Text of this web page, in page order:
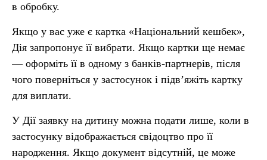
в обробку.
Якщо у вас уже є картка «Національний кешбек»,
Дія запропонує її вибрати. Якщо картки ще немає
— оформіть її в одному з банків-партнерів, після
чого поверніться у застосунок і підв’яжіть картку
для виплати.
У Дії заявку на дитину можна подати лише, коли в
застосунку відображається свідоцтво про її
народження. Якщо документ відсутній, це може